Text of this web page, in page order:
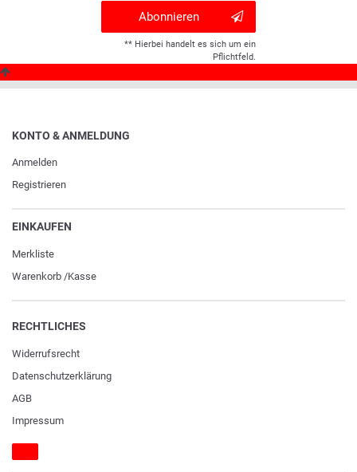
Abonnieren
** Hierbei handelt es sich um ein
Pflichtfeld.
KONTO & ANMELDUNG
Anmelden
Registrieren
EINKAUFEN
Merkliste
Warenkorb /Kasse
RECHTLICHES
Widerrufs­recht
Daten­schutz­erklärung
AGB
Impressum